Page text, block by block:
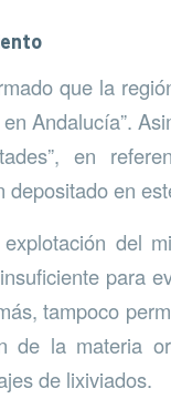
que la
Andalucía”.
en
en
del
para
tampoco
de la materia
de lixiviados.